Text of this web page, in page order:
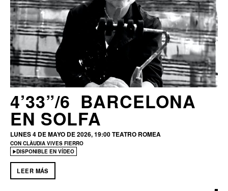
4’33”/6 BARCELONA
EN SOLFA
LUNES 4 DE MAYO DE 2026, 19:00TEATRO ROMEA
CON CLÀUDIA VIVES FIERRO
DISPONIBLE EN VÍDEO
LEER MÁS